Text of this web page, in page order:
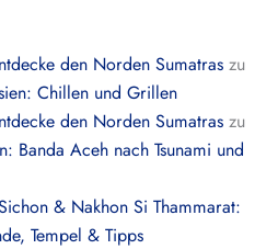
den Norden Sumatras zu
Chillen und Grillen
den Norden Sumatras zu
Banda Aceh nach Tsunami und
& Nakhon Si Thammarat:
Tempel & Tipps